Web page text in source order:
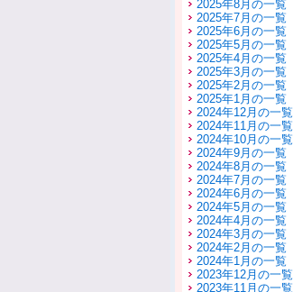
2025年8月の一覧
2025年7月の一覧
2025年6月の一覧
2025年5月の一覧
2025年4月の一覧
2025年3月の一覧
2025年2月の一覧
2025年1月の一覧
2024年12月の一覧
2024年11月の一覧
2024年10月の一覧
2024年9月の一覧
2024年8月の一覧
2024年7月の一覧
2024年6月の一覧
2024年5月の一覧
2024年4月の一覧
2024年3月の一覧
2024年2月の一覧
2024年1月の一覧
2023年12月の一覧
2023年11月の一覧